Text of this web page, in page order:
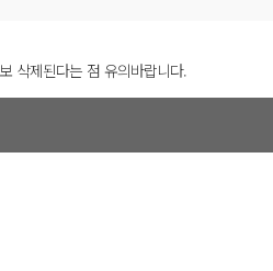
삭제된다는 점 유의바랍니다.